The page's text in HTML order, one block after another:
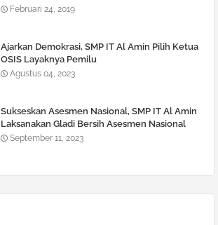
Februari 24, 2019
Ajarkan Demokrasi, SMP IT Al Amin Pilih Ketua
OSIS Layaknya Pemilu
Agustus 04, 2023
Sukseskan Asesmen Nasional, SMP IT Al Amin
Laksanakan Gladi Bersih Asesmen Nasional
September 11, 2023